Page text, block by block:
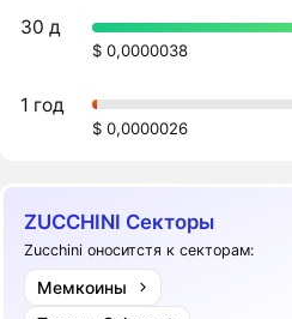
30 д
$ 0,0000038
1 год
$ 0,0000026
ZUCCHINI Секторы
Zucchini оноситстя к секторам:
Мемкоины